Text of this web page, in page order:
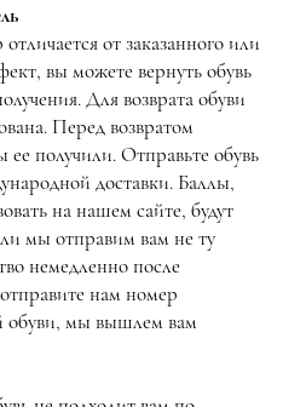
от заказанного или
вы можете вернуть обувь
Для возврата обуви
Перед возвратом
ее получили. Отправьте обувь
доставки. Баллы,
на нашем сайте, будут
мы отправим вам не ту
немедленно после
нам номер
обуви, мы вышлем вам